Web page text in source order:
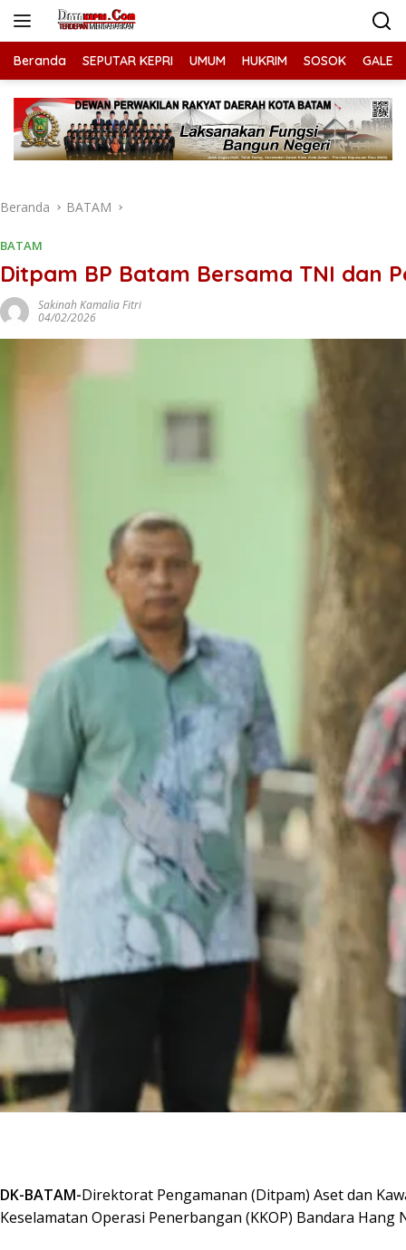
Beranda SEPUTAR KEPRI UMUM HUKRIM SOSOK
Beranda BATAM
BATAM
Ditpam BP Batam Bersama TNI dan
Sakinah Kamalia Fitri
04/02/2026
DK-BATAM-Direktorat Pengamanan (Ditpam) Aset dan
Keselamatan Operasi Penerbangan (KKOP) Bandara Hang